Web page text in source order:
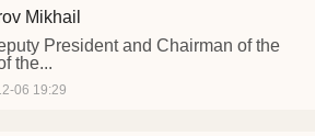
Mikhail
President and Chairman of the
the...
06 19:29